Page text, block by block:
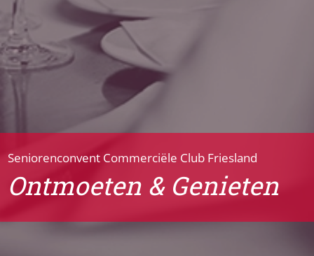
Seniorenconvent Commerciële Club Friesland
Ontmoeten & Genieten